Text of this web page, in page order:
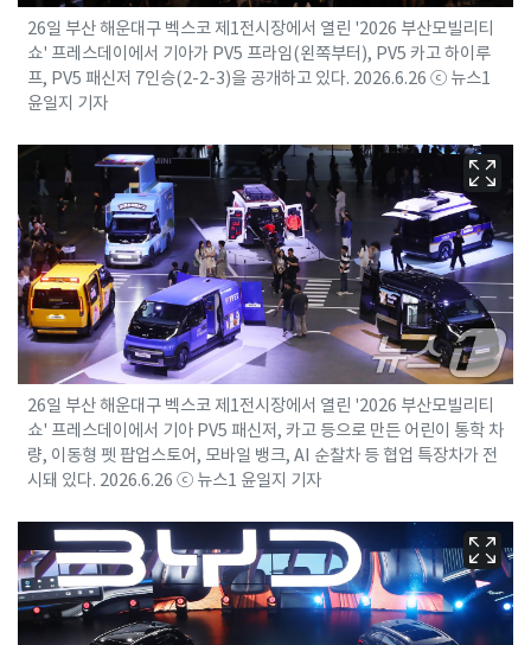
26일 부산 해운대구 벡스코 제1전시장에서 열린 '2026 부산모빌리티
쇼' 프레스데이에서 기아가 PV5 프라임(왼쪽부터), PV5 카고 하이루
프, PV5 패신저 7인승(2-2-3)을 공개하고 있다. 2026.6.26 ⓒ 뉴스1
윤일지 기자
26일 부산 해운대구 벡스코 제1전시장에서 열린 '2026 부산모빌리티
쇼' 프레스데이에서 기아 PV5 패신저, 카고 등으로 만든 어린이 통학 차
량, 이동형 펫 팝업스토어, 모바일 뱅크, AI 순찰차 등 협업 특장차가 전
시돼 있다. 2026.6.26 ⓒ 뉴스1 윤일지 기자